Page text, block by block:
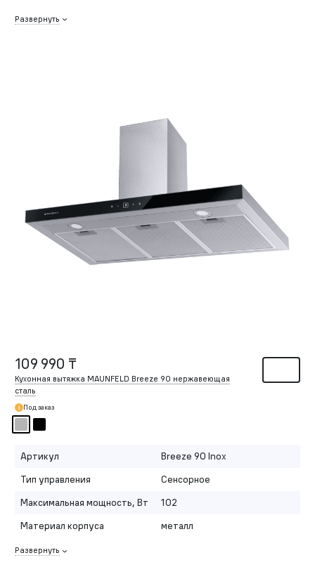
Развернуть
109 990 ₸
Кухонная вытяжка MAUNFELD Breeze 90 нержавеющая
сталь
Под заказ
Артикул
Breeze 90 Inox
Тип управления
Сенсорное
Максимальная мощность, Вт
102
Материал корпуса
металл
Развернуть